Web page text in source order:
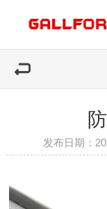
发布日期：